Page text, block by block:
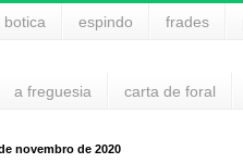
botica espindo frades
a freguesia carta de foral
novembro de 2020